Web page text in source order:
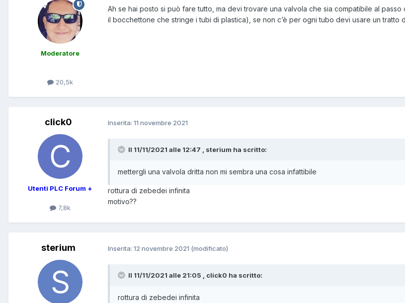
Moderatore
20,5k
Ah se hai posto si può fare tutto, ma devi trovare una valvola che sia compatibile al
il bocchettone che stringe i tubi di plastica), se non c’è per ogni tubo devi usare un tratto
click0
Utenti PLC Forum +
7,8k
Inserita: 11 novembre 2021
Il 11/11/2021 alle 12:47 , sterium ha scritto:
mettergli una valvola dritta non mi sembra una cosa infattibile
rottura di zebedei infinita
motivo??
sterium Inserita: 12 novembre 2021 (modificato)
Il 11/11/2021 alle 21:05 , click0 ha scritto:
rottura di zebedei infinita